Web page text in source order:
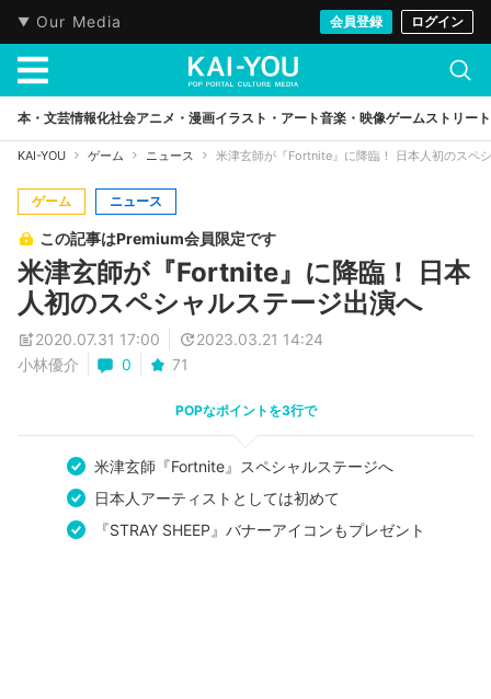
Our Media 会員登録 ログイン
本・文芸情報化社会アニメ・漫画イラスト・アート音楽・映像ゲームストリート
KAI-YOU ゲーム ニュース 米津玄師が『Fortnite』に降臨！ 日本人初のスペ
ゲーム ニュース
この記事はPremium会員限定です
米津玄師が『Fortnite』に降臨！ 日本
人初のスペシャルステージ出演へ
2020.07.31 17:00
2023.03.21 14:24
小林優介
0 71
POPなポイントを3行で
米津玄師『Fortnite』スペシャルステージへ
日本人アーティストとしては初めて
『STRAY SHEEP』バナーアイコンもプレゼント